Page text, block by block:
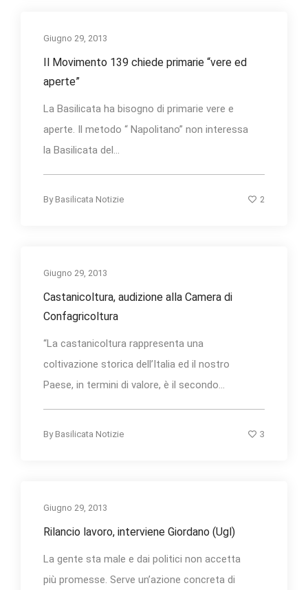
Giugno 29, 2013
Il Movimento 139 chiede primarie “vere ed
aperte”
La Basilicata ha bisogno di primarie vere e
aperte. Il metodo “ Napolitano” non interessa
la Basilicata del...
By Basilicata Notizie 2
Giugno 29, 2013
Castanicoltura, audizione alla Camera di
Confagricoltura
“La castanicoltura rappresenta una
coltivazione storica dell’Italia ed il nostro
Paese, in termini di valore, è il secondo...
By Basilicata Notizie 3
Giugno 29, 2013
Rilancio lavoro, interviene Giordano (Ugl)
La gente sta male e dai politici non accetta
più promesse. Serve un’azione concreta di